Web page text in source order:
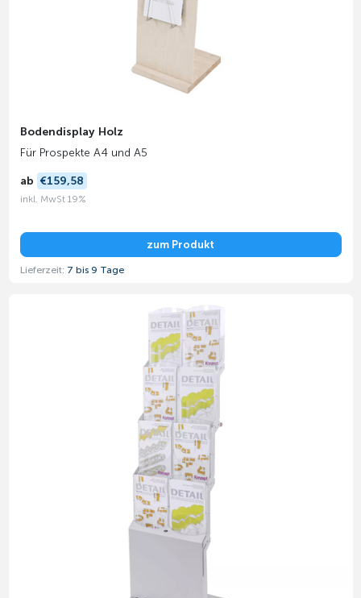
Bodendisplay Holz
Für Prospekte A4 und A5
ab €159,58
inkl. MwSt 19%
zum Produkt
Lieferzeit: 7 bis 9 Tage